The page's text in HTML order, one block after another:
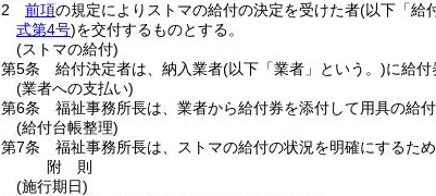
2
前項の規定によりストマの給付の決定を受けた者(以下「給
式第4号)を交付するものとする。
(ストマの給付)
第5条
給付決定者は、納入業者(以下「業者」という。)に給付
(業者への支払い)
第6条
福祉事務所長は、業者から給付券を添付して用具の給
(給付台帳整理)
第7条
福祉事務所長は、ストマの給付の状況を明確にするた
附 則
(施行期日)